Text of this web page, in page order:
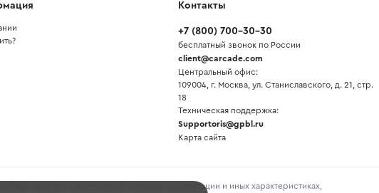
Контакты
+7 (800) 700-30-30
бесплатный звонок по России
client@carcade.com
Центральный офис:
109004, г. Москва, ул. Станиславского, д. 21, стр.
18
Техническая поддержка:
Supportoris@gpbl.ru
Карта сайта
наличии повреждений, истории эксплуатации и иных характеристиках,